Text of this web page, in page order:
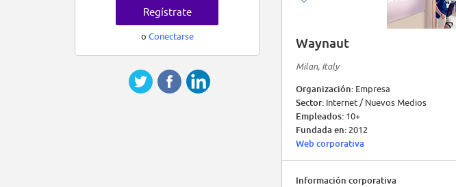
Waynaut
Milan, Italy
Organización: Empresa
Sector: Internet / Nuevos Medios
Empleados: 10+
Fundada en: 2012
Web corporativa
Información corporativa
Regístrate
o Conectarse